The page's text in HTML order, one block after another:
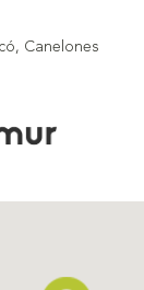
Canelones